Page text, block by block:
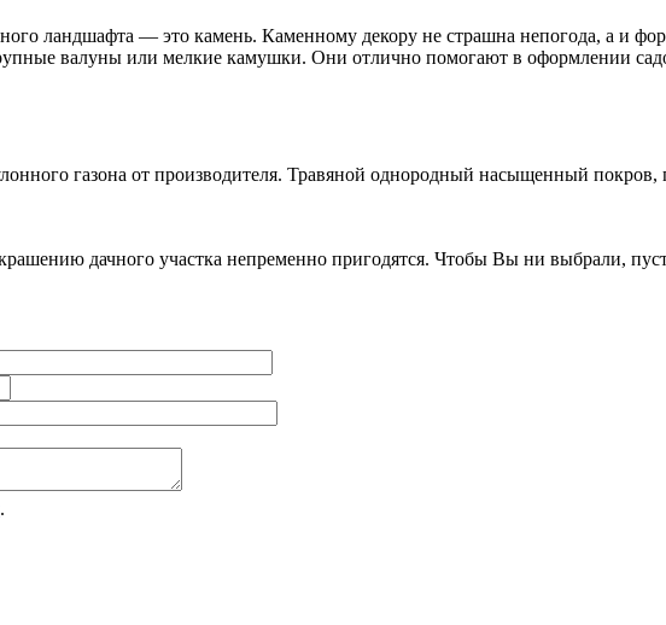
ландшафта — это камень. Каменному декору не страшна непогода, а и
валуны или мелкие камушки. Они отлично помогают в оформлении
газона от производителя. Травяной однородный насыщенный покров,
дачного участка непременно пригодятся. Чтобы Вы ни выбрали,
.